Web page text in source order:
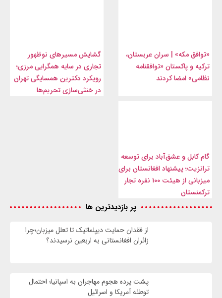
«توافق مکه» | سران عربستان،
ترکیه و پاکستان «توافقنامه
نظامی» امضا کردند
گشایش مسیرهای نوظهور
تجاری در سایه همگرایی مرزی؛
رویکرد دکترین همسایگی تهران
در خنثی‌سازی تحریم‌ها
گام کابل و عشق‌آباد برای توسعه
ترانزیت؛ پیشنهاد افغانستان برای
میزبانی از هیئت ۱۰۰ نفره تجار
ترکمنستان
پر بازدیدترین ها
از فقدان حمایت دیپلماتیک تا تعلل میزبان؛چرا
زائران افغانستانی به اربعین نرسیدند؟
پشت پرده هجوم مهاجران به اسپانیا؛ احتمال
توطئه آمریکا و اسرائیل